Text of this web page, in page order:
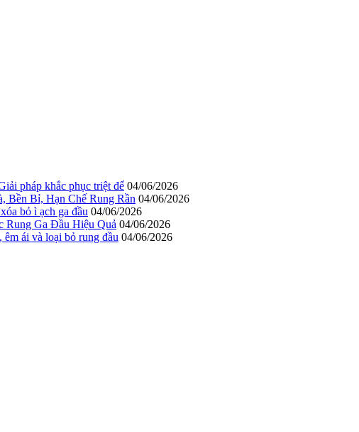
pháp khắc phục triệt để 04/06/2026
Bền Bỉ, Hạn Chế Rung Rần 04/06/2026
bỏ ì ạch ga đầu 04/06/2026
Rung Ga Đầu Hiệu Quả 04/06/2026
ái và loại bỏ rung đầu 04/06/2026